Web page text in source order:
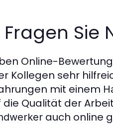
Fragen Sie
Online-
Kollegen sehr
mit einem
die Qualität der
auch online